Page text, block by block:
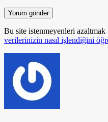
Bu site istenmeyenleri
verilerinizin nasıl işlendiğini